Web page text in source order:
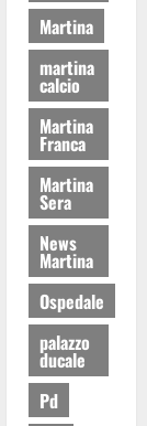
Martina
martina
calcio
Martina
Franca
Martina
Sera
News
Martina
Ospedale
palazzo
ducale
Pd